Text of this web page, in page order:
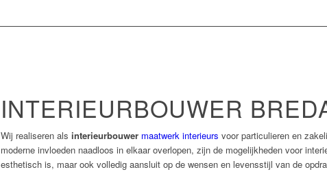
INTERIEURBOUWER
Wij realiseren als interieurbouwer maatwerk interieurs voor particulieren en
moderne invloeden naadloos in elkaar overlopen, zijn de mogelijkheden voor
esthetisch is, maar ook volledig aansluit op de wensen en levensstijl van de